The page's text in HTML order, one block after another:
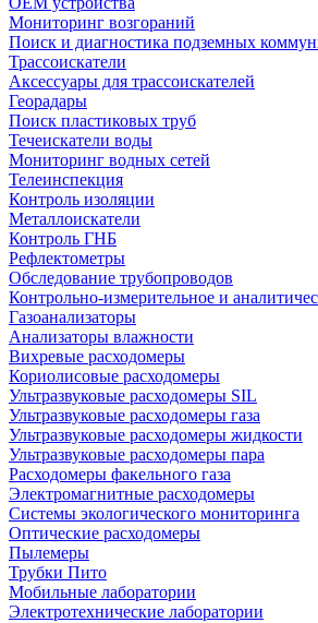
Мониторинг возгораний
Поиск и диагностика подземных
Трассоискатели
Аксессуары для трассоискателей
Георадары
Поиск пластиковых труб
Течеискатели воды
Мониторинг водных сетей
Телеинспекция
Контроль изоляции
Металлоискатели
Контроль ГНБ
Рефлектометры
Обследование трубопроводов
Контрольно-измерительное и
Газоанализаторы
Анализаторы влажности
Вихревые расходомеры
Кориолисовые расходомеры
Ультразвуковые расходомеры SIL
Ультразвуковые расходомеры газа
Ультразвуковые расходомеры жидкости
Ультразвуковые расходомеры пара
Расходомеры факельного газа
Электромагнитные расходомеры
Системы экологического мониторинга
Оптические расходомеры
Пылемеры
Трубки Пито
Мобильные лаборатории
Электротехнические лаборатории